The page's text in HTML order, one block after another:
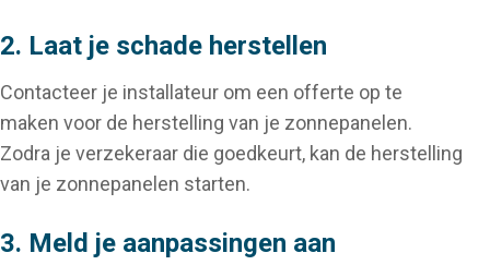
2. Laat je schade herstellen
Contacteer je installateur om een offerte op te
maken voor de herstelling van je zonnepanelen.
Zodra je verzekeraar die goedkeurt, kan de herstelling
van je zonnepanelen starten.
3. Meld je aanpassingen aan